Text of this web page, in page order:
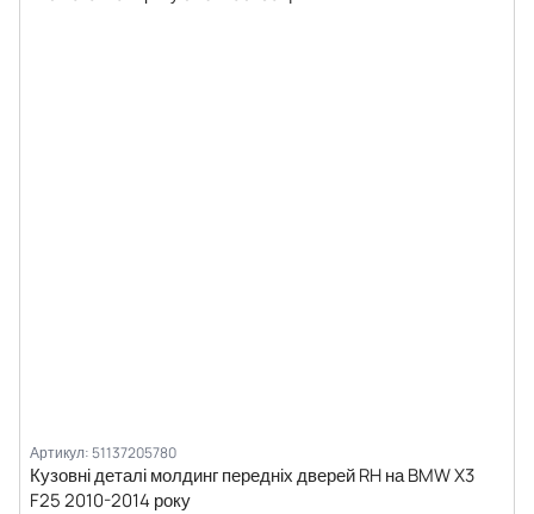
Артикул: 51137205780
Кузовні деталі молдинг передніх дверей RH на BMW X3
F25 2010-2014 року